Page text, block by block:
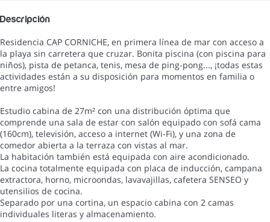
Descripción
Residencia CAP CORNICHE, en primera línea de mar con acceso a
la playa sin carretera que cruzar. Bonita piscina (con piscina para
niños), pista de petanca, tenis, mesa de ping-pong..., ¡todas estas
actividades están a su disposición para momentos en familia o
entre amigos!
Estudio cabina de 27m² con una distribución óptima que
comprende una sala de estar con salón equipado con sofá cama
(160cm), televisión, acceso a internet (Wi-Fi), y una zona de
comedor abierta a la terraza con vistas al mar.
La habitación también está equipada con aire acondicionado.
La cocina totalmente equipada con placa de inducción, campana
extractora, horno, microondas, lavavajillas, cafetera SENSEO y
utensilios de cocina.
Separado por una cortina, un espacio cabina con 2 camas
individuales literas y almacenamiento.